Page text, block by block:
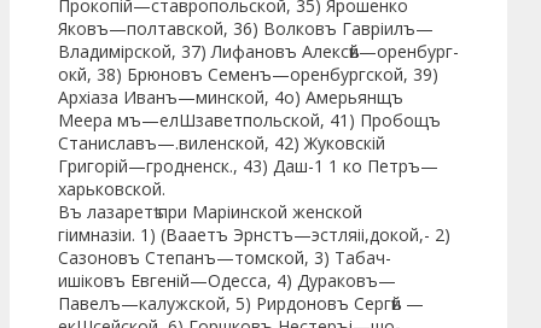
Прокопій—ставропольской, 35) Ярошенко
Яковъ—полтавской, 36) Волковъ Гавріилъ—
Владимірской, 37) Лифановъ Алексѣй—оренбург-
окй, 38) Брюновъ Семенъ—оренбургской, 39)
Архіаза Иванъ—минской, 4о) Амерьянщъ
Меера мъ—елШзаветпольской, 41) Пробощъ
Станиславъ—.виленской, 42) Жуковскій
Григорій—гродненск., 43) Даш-1 1 ко Петръ—
харьковской.
Въ лазаретѣ при Маріинской женской
гіимназіи. 1) (Вааетъ Эрнстъ—эстляіі,докой,- 2)
Сазоновъ Степанъ—томской, 3) Табач-
ишіковъ Евгеній—Одесса, 4) Дураковъ—
Павелъ—калужской, 5) Рирдоновъ Сергѣй —